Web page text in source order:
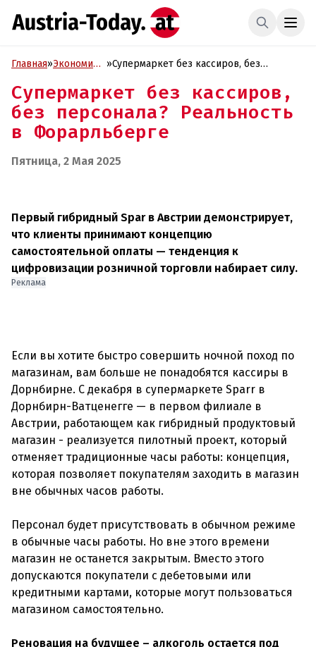
Главная»Экономика »Супермаркет без кассиров, без
Форарльберге
Супермаркет без кассиров,
без персонала? Реальность
в Форарльберге
Пятница, 2 Мая 2025
Первый гибридный Spar в Австрии демонстрирует,
что клиенты принимают концепцию
самостоятельной оплаты — тенденция к
цифровизации розничной торговли набирает силу.
Реклама
Если вы хотите быстро совершить ночной поход по
магазинам, вам больше не понадобятся кассиры в
Дорнбирне. С декабря в супермаркете Sparr в
Дорнбирн-Ватценегге — в первом филиале в
Австрии, работающем как гибридный продуктовый
магазин - реализуется пилотный проект, который
отменяет традиционные часы работы: концепция,
которая позволяет покупателям заходить в магазин
вне обычных часов работы.
Персонал будет присутствовать в обычном режиме
в обычные часы работы. Но вне этого времени
магазин не останется закрытым. Вместо этого
допускаются покупатели с дебетовыми или
кредитными картами, которые могут пользоваться
магазином самостоятельно.
Реновация на будущее – алкоголь остается под